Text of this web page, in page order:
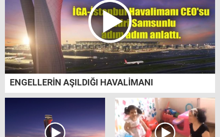
ENGELLERİN AŞILDIĞI HAVALİMANI